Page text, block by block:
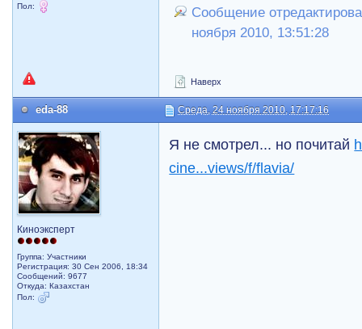
Пол:
Сообщение
ноября 2010, 13:51:28
Наверх
eda-88 Среда, 24 ноября 2010, 17:17:16
Киноэксперт
Группа: Участники
Регистрация: 30 Сен 2006, 18:34
Сообщений: 9677
Откуда: Казахстан
Пол:
Я не смотрел... но почитай
cine...views/f/flavia/